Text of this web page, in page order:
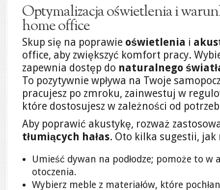
Optymalizacja oświetlenia i
home office
Skup się na poprawie oświetlenia i
office, aby zwiększyć komfort pracy.
zapewnia dostęp do naturalnego
To pozytywnie wpływa na Twoje
pracujesz po zmroku, zainwestuj w
które dostosujesz w zależności od
Aby poprawić akustykę, rozważ
tłumiących hałas. Oto kilka sugestii,
Umieść dywan na podłodze; pomoże to w
otoczenia.
Wybierz meble z materiałów, które